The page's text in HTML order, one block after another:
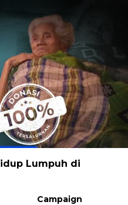
Lumpuh di
Campaign